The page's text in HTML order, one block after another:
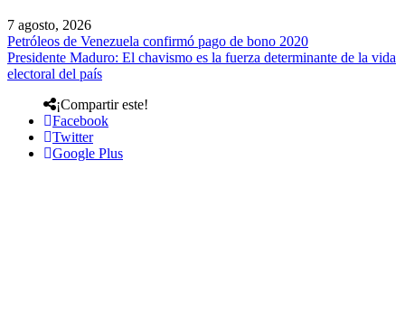
7 agosto, 2026
Petróleos de Venezuela confirmó pago de bono 2020
Presidente Maduro: El chavismo es la fuerza determinante de la vida
electoral del país
¡Compartir este!
Facebook
Twitter
Google Plus